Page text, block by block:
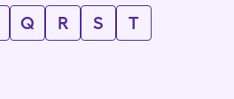
Q R S T